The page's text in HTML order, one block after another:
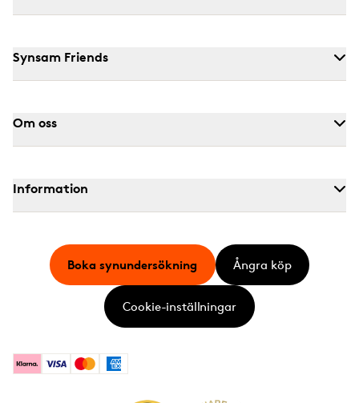
Synsam Friends
Om oss
Information
KlarnaVisa MastercardAmerican Express
Boka synundersökning Ångra köp
Cookie-inställningar